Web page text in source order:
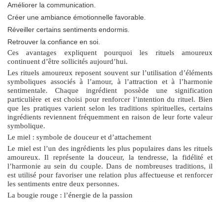
Améliorer la communication.
Créer une ambiance émotionnelle favorable.
Réveiller certains sentiments endormis.
Retrouver la confiance en soi.
Ces avantages expliquent pourquoi les rituels amoureux
continuent d’être sollicités aujourd’hui.
Lesrituels amoureux reposent souvent sur l’utilisation d’éléments
symboliques associés à l’amour, à l’attraction et à l’harmonie
sentimentale. Chaque ingrédient possède une signification
particulière et est choisi pour renforcer l’intention du rituel. Bien
que les pratiques varient selon les traditions spirituelles, certains
ingrédients reviennent fréquemment en raison de leur forte valeur
symbolique.
Le miel : symbole de douceur et d’attachement
Le miel est l’un des ingrédients les plus populaires dans les rituels
amoureux. Il représente la douceur, la tendresse, la fidélité et
l’harmonie au sein du couple. Dans de nombreuses traditions, il
est utilisé pour favoriser une relation plus affectueuse et renforcer
les sentiments entre deux personnes.
La bougie rouge : l’énergie de la passion